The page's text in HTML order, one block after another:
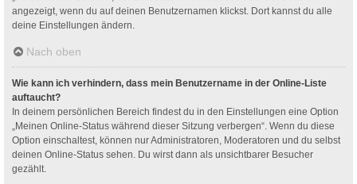
angezeigt, wenn du auf deinen Benutzernamen klickst. Dort kannst du alle
deine Einstellungen ändern.
Nach oben
Wie kann ich verhindern, dass mein Benutzername in der Online-Liste
auftaucht?
In deinem persönlichen Bereich findest du in den Einstellungen eine Option
„Meinen Online-Status während dieser Sitzung verbergen“. Wenn du diese
Option einschaltest, können nur Administratoren, Moderatoren und du selbst
deinen Online-Status sehen. Du wirst dann als unsichtbarer Besucher
gezählt.